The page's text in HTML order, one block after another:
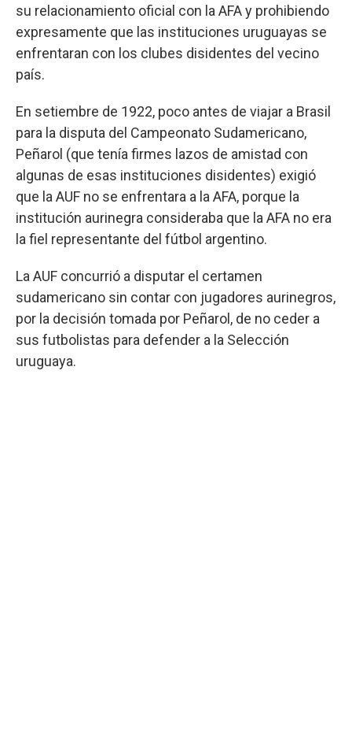
su relacionamiento oficial con la AFA y prohibiendo
expresamente que las instituciones uruguayas se
enfrentaran con los clubes disidentes del vecino
país.
En setiembre de 1922, poco antes de viajar a Brasil
para la disputa del Campeonato Sudamericano,
Peñarol (que tenía firmes lazos de amistad con
algunas de esas instituciones disidentes) exigió
que la AUF no se enfrentara a la AFA, porque la
institución aurinegra consideraba que la AFA no era
la fiel representante del fútbol argentino.
La AUF concurrió a disputar el certamen
sudamericano sin contar con jugadores aurinegros,
por la decisión tomada por Peñarol, de no ceder a
sus futbolistas para defender a la Selección
uruguaya.